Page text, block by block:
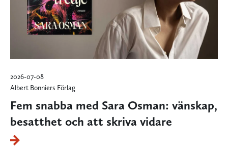
2026-07-08
Albert Bonniers Förlag
Fem snabba med Sara Osman: vänskap,
besatthet och att skriva vidare